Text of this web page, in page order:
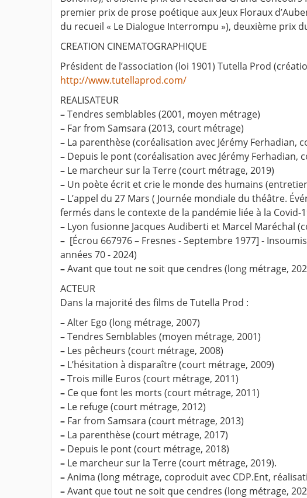
premier prix de prose poétique aux Jeux Floraux
du recueil « Le Dialogue Interrompu »), deuxième prix
CREATION CINEMATOGRAPHIQUE
Président de l’association (loi 1901) Tutella Prod
http://www.tutellaprod.com/
REALISATEUR
–Tendres semblables (2001, moyen métrage)
– Far from Samsara (2013, court métrage)
– La parenthèse (coréalisation avec Jérémy Ferhadian,
– Depuis le pont (coréalisation avec Jérémy Ferhadian,
– Le marcheur sur la Terre (court métrage, 2019)
– Un poète écrit et crie le monde des humains
– L’appel du 27 Mars ( Journée mondiale du théâtre.
fermés dans le contexte de la pandémie liée à la Covid-
– Lyon fusionne Jacques Audiberti et Marcel Maréchal
– [Écrou 667976 – Fresnes - Septembre 1977] -
années 70 - 2024)
–Avant que tout ne soit que cendres (long métrage,
ACTEUR
Dans la majorité des films de Tutella Prod :
–Alter Ego (long métrage, 2007)
–Tendres Semblables (moyen métrage, 2001)
– Les pêcheurs (court métrage, 2008)
– L’hésitation à disparaître (court métrage, 2009)
–Trois mille Euros (court métrage, 2011)
– Ce que font les morts (court métrage, 2011)
– Le refuge (court métrage, 2012)
– Far from Samsara (court métrage, 2013)
– La parenthèse (court métrage, 2017)
– Depuis le pont (court métrage, 2018)
– Le marcheur sur la Terre (court métrage, 2019).
–Anima (long métrage, coproduit avec CDP.Ent,
–Avant que tout ne soit que cendres (long métrage,